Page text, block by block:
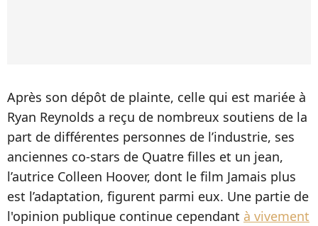
Après son dépôt de plainte, celle qui est mariée à
Ryan Reynolds a reçu de nombreux soutiens de la
part de différentes personnes de l’industrie, ses
anciennes co-stars de Quatre filles et un jean,
l’autrice Colleen Hoover, dont le film Jamais plus
est l’adaptation, figurent parmi eux. Une partie de
l'opinion publique continue cependant à vivement